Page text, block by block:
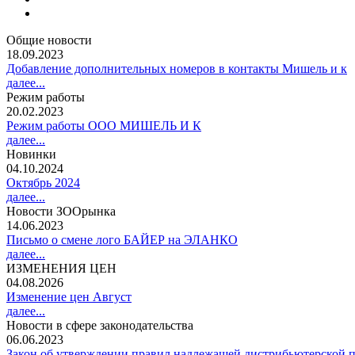
Общие новости
18.09.2023
Добавление дополнительных номеров в контакты Мишель и к
далее...
Режим работы
20.02.2023
Режим работы ООО МИШЕЛЬ И К
далее...
Новинки
04.10.2024
Октябрь 2024
далее...
Новости ЗООрынка
14.06.2023
Письмо о смене лого БАЙЕР на ЭЛАНКО
далее...
ИЗМЕНЕНИЯ ЦЕН
04.08.2026
Изменение цен Август
далее...
Новости в сфере законодательства
06.06.2023